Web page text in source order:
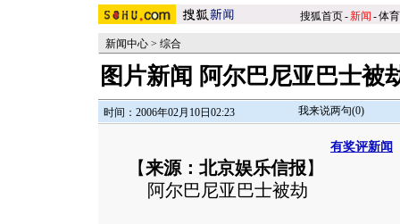
搜狐首页-新闻 -体育
新闻中心 > 综合
图片新闻 阿尔巴尼亚巴士被
时间：2006年02月10日02:23 我来说两句(0)
有奖评新闻
【来源：北京娱乐信报 】
阿尔巴尼亚巴士被劫